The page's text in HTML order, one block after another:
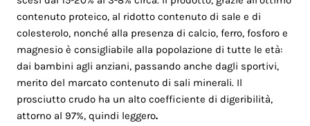
contenuto proteico, al ridotto contenuto di sale e di
colesterolo, nonché alla presenza di calcio, ferro, fosforo e
magnesio è consigliabile alla popolazione di tutte le età:
dai bambini agli anziani, passando anche dagli sportivi,
merito del marcato contenuto di sali minerali. Il
prosciutto crudo ha un alto coefficiente di digeribilità,
attorno al 97%, quindi leggero.